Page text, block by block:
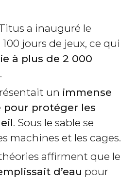
a inauguré le
100 jours de jeux, ce qui
à plus de 2 000
.
un immense
protéger les
. Sous le sable se
machines et les cages.
affirment que le
d’eau pour